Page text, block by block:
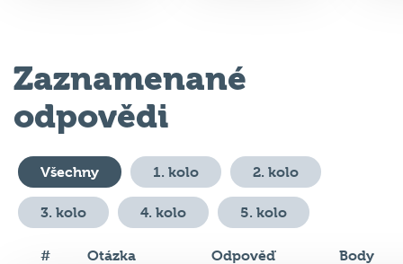
Zaznamenané
odpovědi
Všechny 1. kolo 2. kolo
3. kolo 4. kolo 5. kolo
# Otázka Odpověď Body